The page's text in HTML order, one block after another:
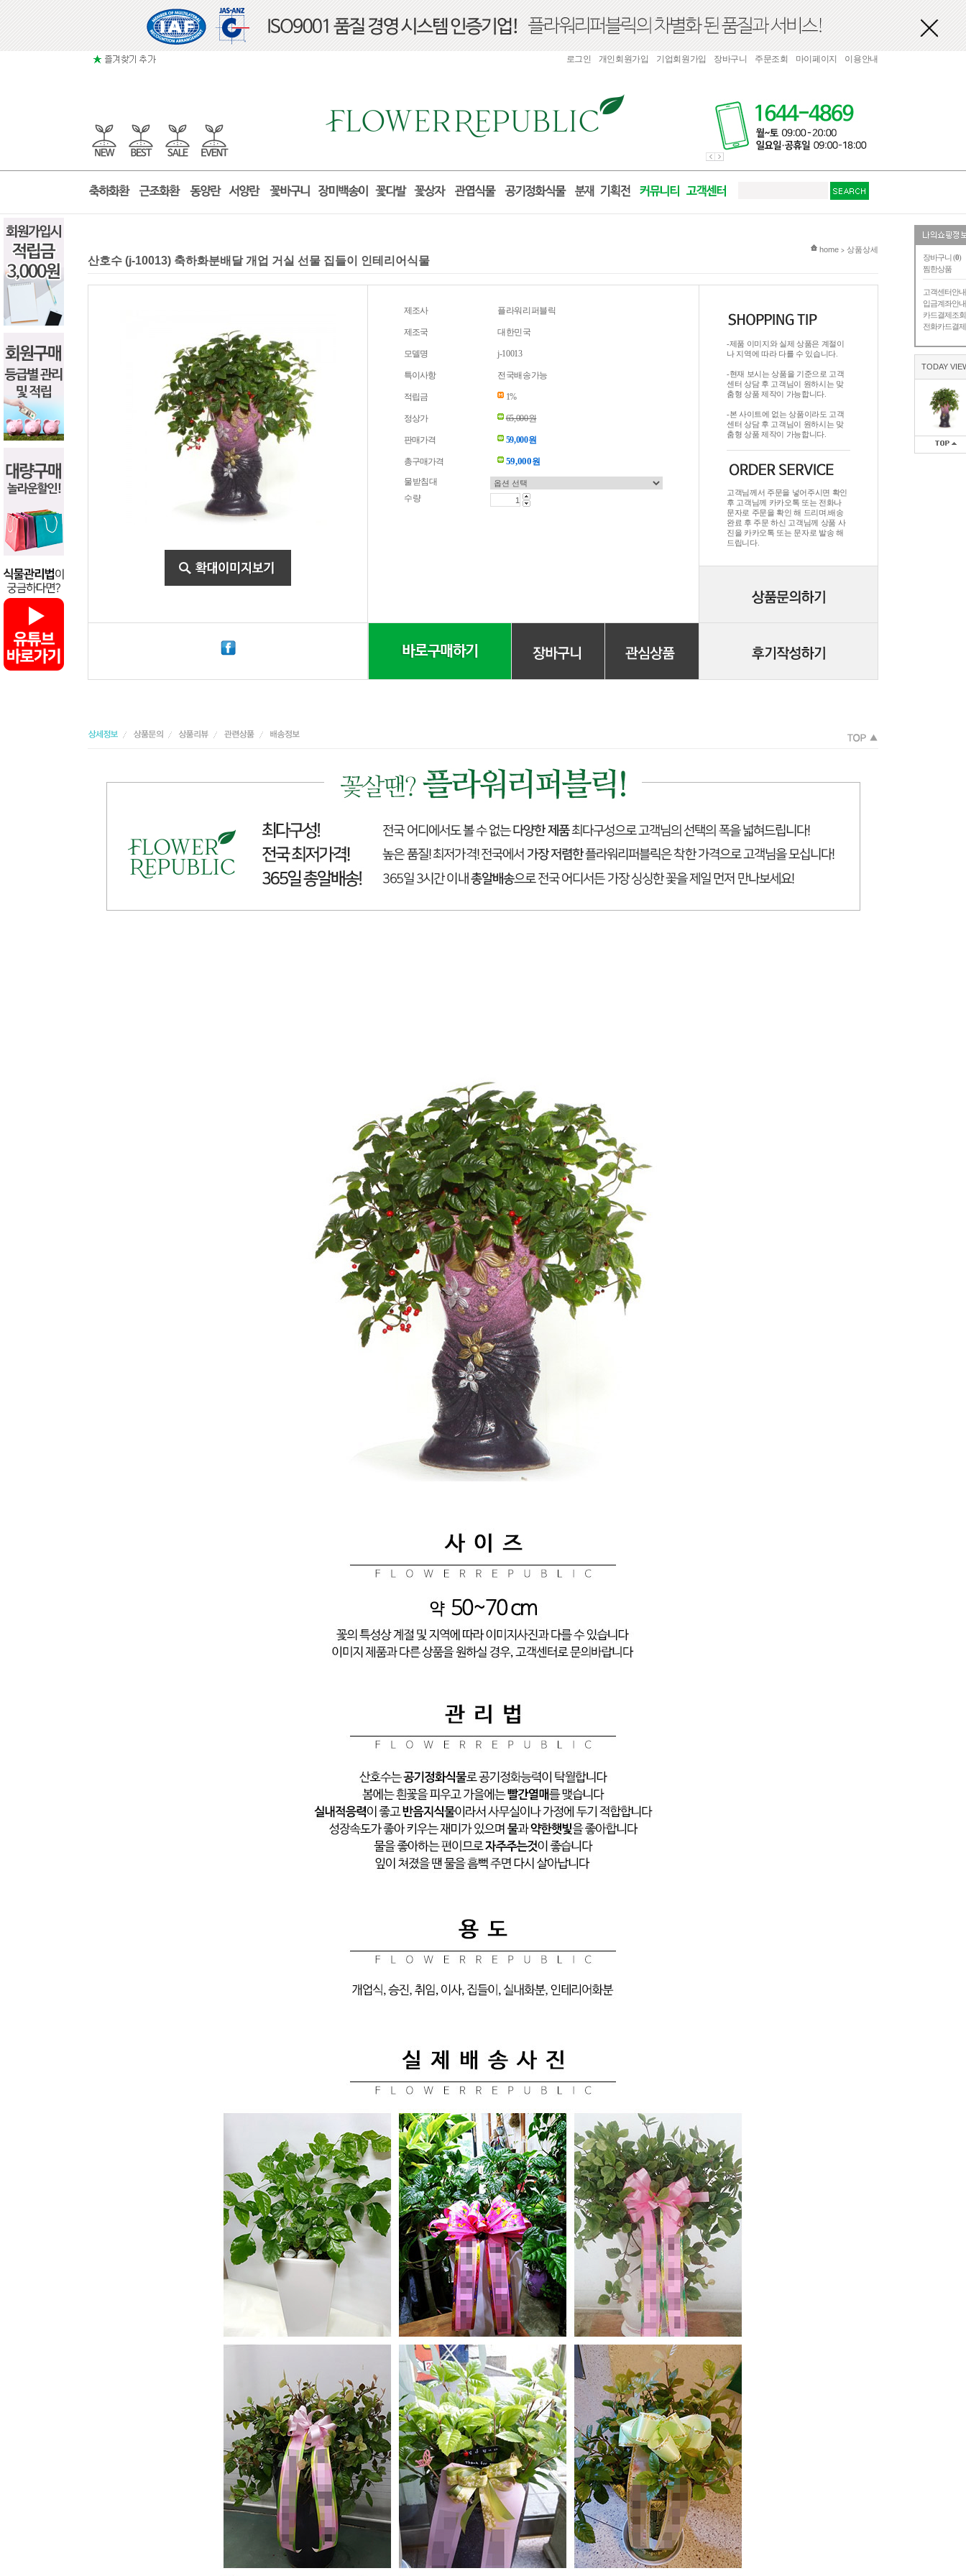
장바구니 (0)
찜한상품
고객센터안내
입금계좌안내
카드결제조회
전화카드결제
TODAY
로그인 개인회원가입 기업회원가입 장바구니 주문조회 마이페이지 이용안내
현재 위치
home > 상품상세
산호수 (j-10013) 축하화분배달 개업 거실 선물 집들이 인테리어식물
제조사 플라워리퍼블릭
제조국 대한민국
모델명 j-10013
특이사항 전국배송가능
적립금 1%
정상가 65,000원
판매가격 59,000원
총구매가격 59,000원
물받침대
수량
-제품 이미지와 실제 상품은 계절이
나 지역에 따라 다를 수 있습니다.
-현재 보시는 상품을 기준으로 고객
센터 상담 후 고객님이 원하시는 맞
춤형 상품 제작이 가능합니다.
-본 사이트에 없는 상품이라도 고객
센터 상담 후 고객님이 원하시는 맞
춤형 상품 제작이 가능합니다.
고객님께서 주문을 넣어주시면 확인
후 고객님께 카카오톡 또는 전화나
문자로 주문을 확인 해 드리며.배송
완료 후 주문 하신 고객님께 상품 사
진을 카카오톡 또는 문자로 발송 해
드립니다.